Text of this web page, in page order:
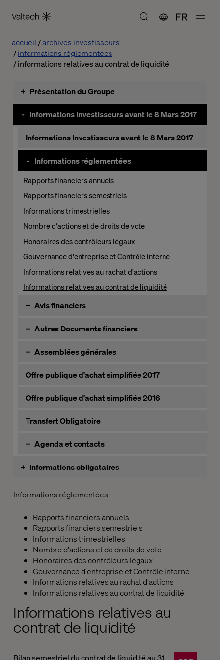
FR
accueil
archives investisseurs
informations réglementées
informations relatives au contrat de liquidité
+ Présentation du Groupe
Valtech SE
Organigramme
Notre histoire
- Informations Investisseurs avant le 8 Mars 2017
Informations Investisseurs avant le 8 Mars 2017
- Informations réglementées
Rapports financiers annuels
Rapports financiers semestriels
Informations trimestrielles
Nombre d'actions et de droits de vote
Honoraires des contrôleurs légaux
Gouvernance d'entreprise et Contrôle interne
Informations relatives au rachat d'actions
Informations relatives au contrat de liquidité
+ Avis financiers
Année 2017
Année 2015
Année 2014
Année 2012
Année 2011
+ Autres Documents financiers
Exercice 2015
Exercice 2013
Exercice 2012
Exercice 2010
Exercice 2009
+ Assemblées générales
Assemblées générales
Année 2015
Année 2014
Année 2012
Année 2011
Offre publique d'achat simplifiée 2017
Offre publique d'achat simplifiée 2016
Transfert Obligatoire
+ Agenda et contacts
Année 2016
Année 2014
+ Informations obligataires
Assemblées générales
Autres informations
Informations réglementées
Rapports financiers annuels
Rapports financiers semestriels
Informations trimestrielles
Nombre d'actions et de droits de vote
Honoraires des contrôleurs légaux
Gouvernance d'entreprise et Contrôle interne
Informations relatives au rachat d'actions
Informations relatives au contrat de liquidité
Informations relatives au
contrat de liquidité
Bilan semestriel du contrat de liquidité au 31